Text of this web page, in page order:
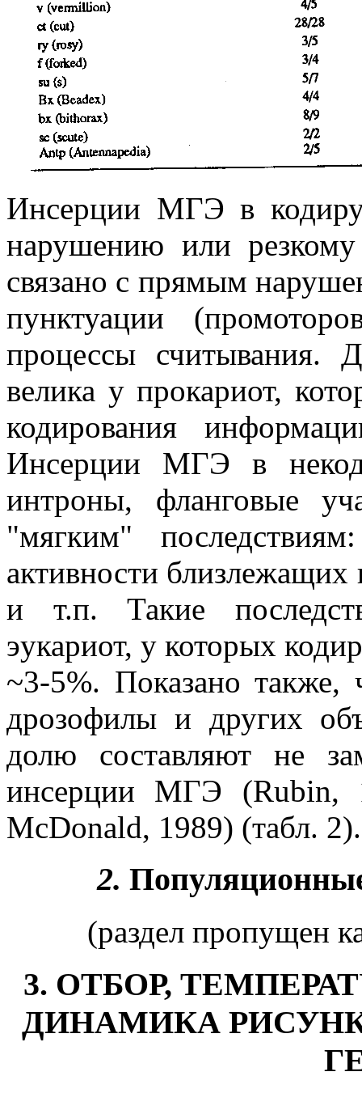
Инсерции МГЭ в
нарушению или
связано с прямым
пунктуации
процессы считывания.
велика у прокариот,
кодирования
Инсерции МГЭ в
интроны, фланговые
"мягким"
активности
и т.п. Такие
эукариот, у которых
~3-5%. Показано
дрозофилы и других
долю составляют не
инсерции МГЭ (Rubin,
McDonald, 1989) (табл. 2).
2.
(раздел пропущен
3. ОТБОР,
ДИНАМИКА